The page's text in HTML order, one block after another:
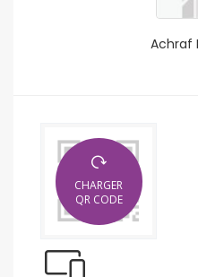
Achraf
CHARGER
QR CODE